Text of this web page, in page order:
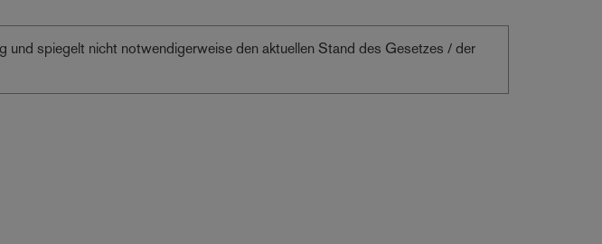
und spiegelt nicht notwendigerweise den aktuellen Stand des Gesetzes / der